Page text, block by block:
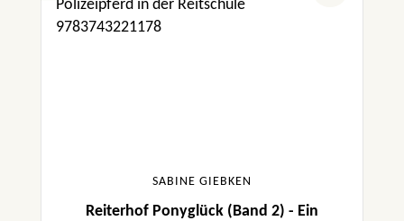
SABINE GIEBKEN
Reiterhof Ponyglück (Band 2) - Ein